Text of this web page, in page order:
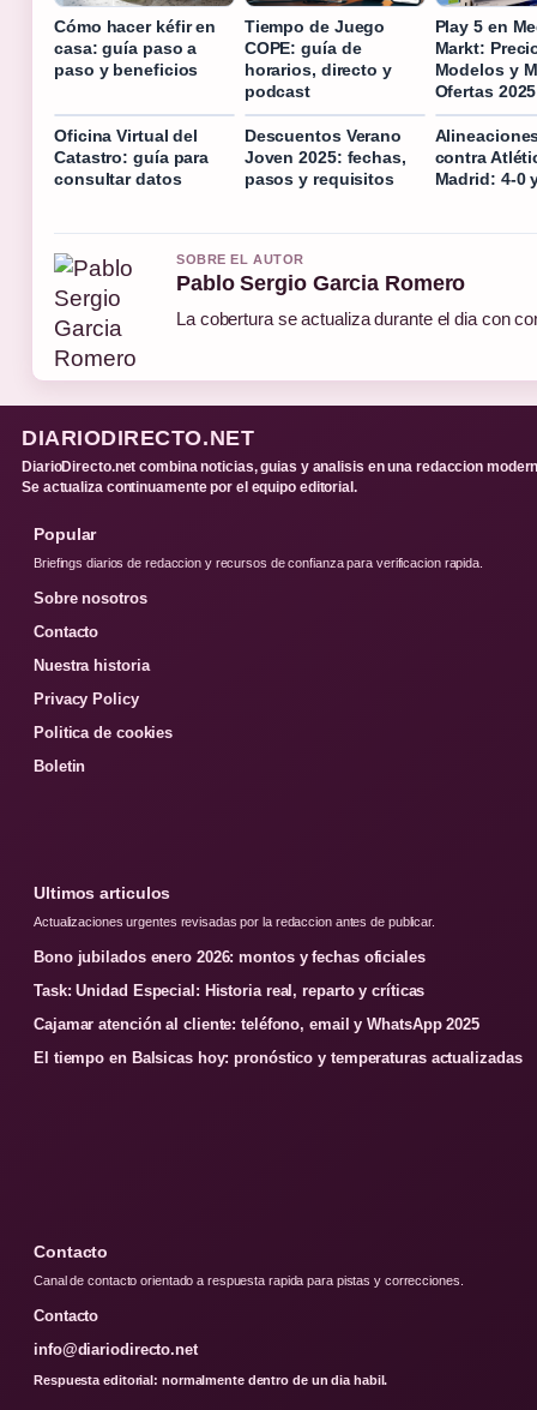
Cómo hacer kéfir en
casa: guía paso a
paso y beneficios
Tiempo de Juego
COPE: guía de
horarios, directo y
podcast
Play 5 en
Markt:
Modelos y
Ofertas 2025
Oficina Virtual del
Catastro: guía para
consultar datos
Descuentos Verano
Joven 2025: fechas,
pasos y requisitos
contra
Madrid: 4-0
SOBRE EL AUTOR
Pablo Sergio Garcia Romero
La cobertura se actualiza durante el dia con
DIARIODIRECTO.NET
DiarioDirecto.net combina noticias, guias y analisis en una redaccion
Se actualiza continuamente por el equipo editorial.
Popular
Briefings diarios de redaccion y recursos de confianza para verificacion rapida.
Sobre nosotros
Contacto
Nuestra historia
Privacy Policy
Politica de cookies
Boletin
Ultimos articulos
Actualizaciones urgentes revisadas por la redaccion antes de publicar.
Bono jubilados enero 2026: montos y fechas oficiales
Task: Unidad Especial: Historia real, reparto y críticas
Cajamar atención al cliente: teléfono, email y WhatsApp 2025
El tiempo en Balsicas hoy: pronóstico y temperaturas actualizadas
Contacto
Canal de contacto orientado a respuesta rapida para pistas y correcciones.
Contacto
info@diariodirecto.net
Respuesta editorial: normalmente dentro de un dia habil.